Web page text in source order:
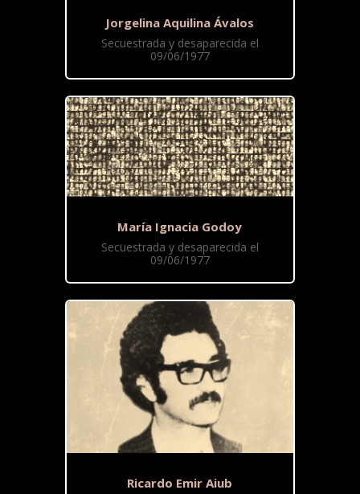
Jorgelina Aquilina Ávalos
Secuestrada y desaparecida el
09/06/1977
María Ignacia Godoy
Secuestrada y desaparecida el
09/06/1977
Ricardo Emir Aiub